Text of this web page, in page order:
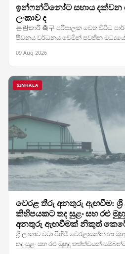
ඉන්ෆන්ටිනෝට සහාය දක්වන
ලංකාව ද
논란කාරී 축구 පරිපාලක වෙත විවිධ
පීඩනය වර්ධනය වෙමින් පවතින මධ්‍යයේ,
ඉන්ෆන්ටිනෝට සිය සහාය පසක් කර
09 Aug 2026
SINHALA
වෙරළ තීරු අනතුරු ඇඟවීම: ශ්‍රී
කිහිපයකට තද සුළං සහ රළු
අනතුරු ඇඟවීමක් නිකුත්
ශ්‍රී ලංකාව වටා පිහිටි වෙරළාසන්න හා
තද සුළං සහ රළු මුහුදු තත්ත්වයන්